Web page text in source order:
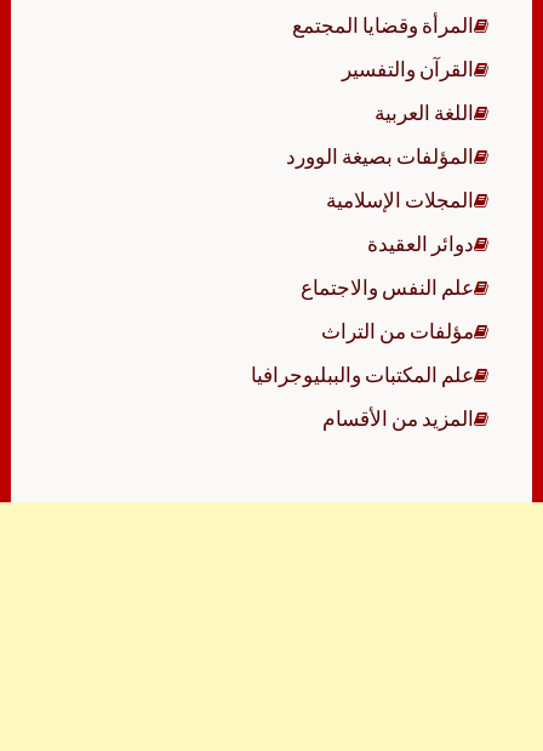
المرأة وقضايا المجتمع
القرآن والتفسير
اللغة العربية
المؤلفات بصيغة الوورد
المجلات الإسلامية
دوائر العقيدة
علم النفس والاجتماع
مؤلفات من التراث
علم المكتبات والببليوجرافيا
المزيد من الأقسام